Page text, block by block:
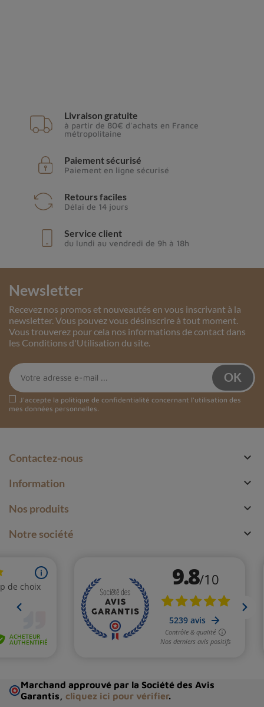
Livraison gratuite
à partir de 80€ d'achats en France
métropolitaine
Paiement sécurisé
Paiement en ligne sécurisé
Retours faciles
Délai de 14 jours
Service client
du lundi au vendredi de 9h à 18h
Newsletter
Recevez nos promos et nouveautés en vous inscrivant à la
newsletter. Vous pouvez vous désinscrire à tout moment.
Vous trouverez pour cela nos informations de contact dans
les Conditions d'Utilisation du site.
J'accepte la politique de confidentialité concernant l'utilisation des
mes données personnelles.
Contactez-nous 
Information 
Nos produits 
Notre société 
Marchand approuvé par la Société des Avis
Garantis, cliquez ici pour vérifier.